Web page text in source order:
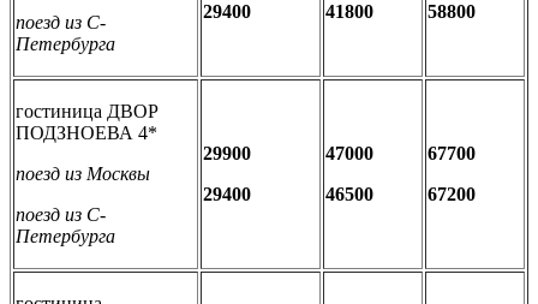
поезд из С-
Петербурга
29400
41800
58800
гостиница ДВОР
ПОДЗНОЕВА 4*
поезд из Москвы
поезд из С-
Петербурга
29900
29400
47000
46500
67700
67200